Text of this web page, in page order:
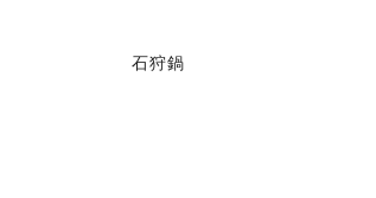
石狩鍋